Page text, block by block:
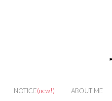
NOTICE(new!) ABOUT ME